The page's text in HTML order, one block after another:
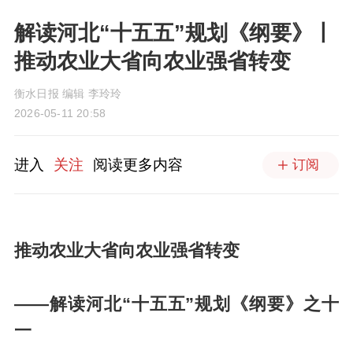
解读河北“十五五”规划《纲要》丨
推动农业大省向农业强省转变
衡水日报 编辑 李玲玲
2026-05-11 20:58
进入 关注 阅读更多内容 订阅
推动农业大省向农业强省转变
——解读河北“十五五”规划《纲要》之十
一